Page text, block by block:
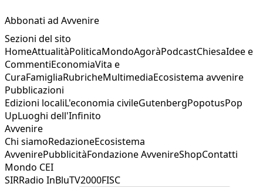
Abbonati ad Avvenire
Sezioni del sito
HomeAttualitàPoliticaMondoAgoràPodcastChiesaIdee e
CommentiEconomiaVita e
CuraFamigliaRubricheMultimediaEcosistema avvenire
Pubblicazioni
Edizioni localiL'economia civileGutenbergPopotusPop
UpLuoghi dell'Infinito
Avvenire
Chi siamoRedazioneEcosistema
AvvenirePubblicitàFondazione AvvenireShopContatti
Mondo CEI
SIRRadio InBluTV2000FISC